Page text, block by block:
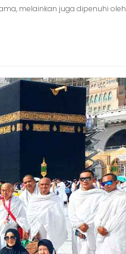
melainkan juga dipenuhi oleh